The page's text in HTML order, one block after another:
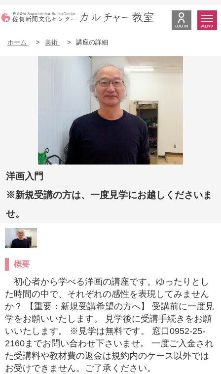
ホーム > 美術 > 講座の詳細
洋画入門
※新規受講の方は、一度見学にお越しくださいま
せ。
概要
初心者から学べる洋画の講座です。ゆったりとし
た時間の中で、それぞれの感性を表現してみません
か？ 【重要：新規受講希望の方へ】 受講前に一度見
学をお願いいたします。 見学後に受講手続きをお願
いいたします。 ※見学は無料です。 窓口0952-25-
2160までお問い合わせ下さいませ。 一度ご入金され
た受講料や教材費の返金は規約内のケース以外では
お受けできません。ご了承ください。